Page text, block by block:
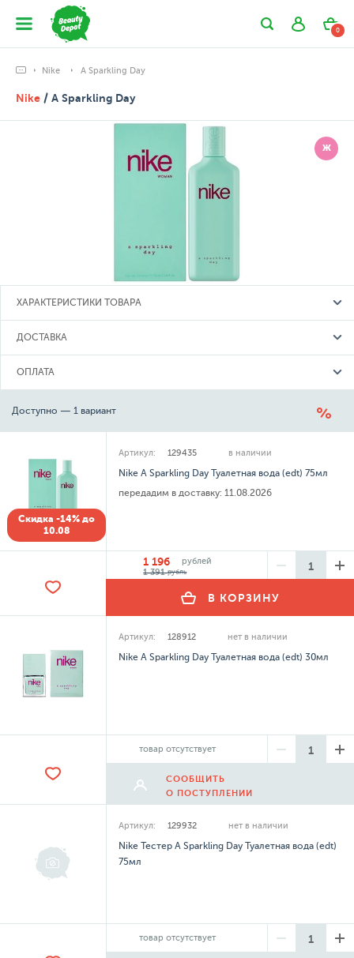
0
Nike A Sparkling Day
Nike / A Sparkling Day
Ж
ХАРАКТЕРИСТИКИ ТОВАРА
ДОСТАВКА
ОПЛАТА
Доступно — 1 вариант
Скидка -14% до
10.08
Артикул: 129435 в наличии
Nike A Sparkling Day Туалетная вода (edt) 75мл
передадим в доставку: 11.08.2026
1 196
рублей
1 391рубль
В КОРЗИНУ
Артикул: 128912 нет в наличии
Nike A Sparkling Day Туалетная вода (edt) 30мл
товар отсутствует
СООБЩИТЬ
О ПОСТУПЛЕНИИ
Артикул: 129932 нет в наличии
Nike Тестер A Sparkling Day Туалетная вода (edt)
75мл
товар отсутствует